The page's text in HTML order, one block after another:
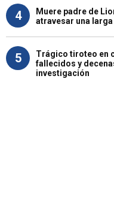
4
Muere padre de
atravesar una
5
Trágico tiroteo en
fallecidos y
investigación